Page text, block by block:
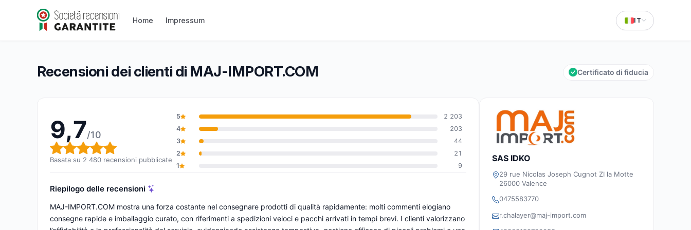
Home Impressum IT
MAJ-IMPORT.COM
Valutazione globale: 9,7 su 10
9,7/10(2 480 recensioni)
Recensioni dei clienti di MAJ-IMPORT.COM Certificato di fiducia
9,7/10
Valutazione globale: 9,7 su 10
Basata su 2 480 recensioni pubblicate
5
2 203
4
203
3
44
2
21
1
9
Riepilogo delle recensioni
MAJ-IMPORT.COM mostra una forza costante nel consegnare prodotti di qualità rapidamente: molti commenti elogiano
consegne rapide e imballaggio curato, con riferimenti a spedizioni veloci e pacchi arrivati in tempi brevi. I clienti valorizzano
SAS IDKO
29 rue Nicolas Joseph Cugnot ZI la Motte
26000 Valence
0475583770
r.chalayer@maj-import.com